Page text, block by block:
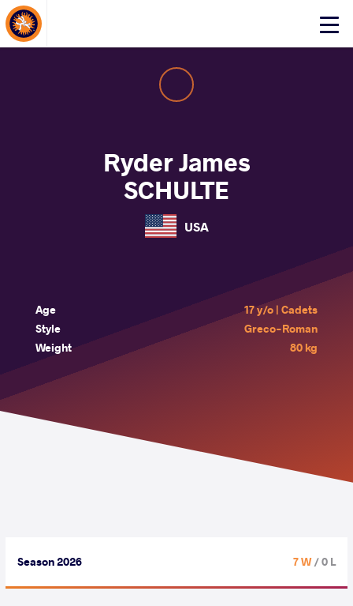
Click
About Events
Ryder James
SCHULTE
USA
Age
17 y/o | Cadets
Style
Greco-Roman
Weight
80 kg
Season 2026 7 W/ 0 L